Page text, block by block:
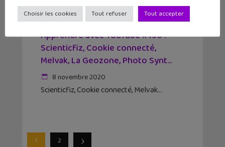
Apprendre avec YouTube #190 :
Scienticfiz, Cookie connecté,
Melvak, La Geozone, Photo Synt...
8 novembre 2020
Scienticfiz, Cookie connecté, Melvak
1 2
Choisir les cookies Tout refuser Tout accepter